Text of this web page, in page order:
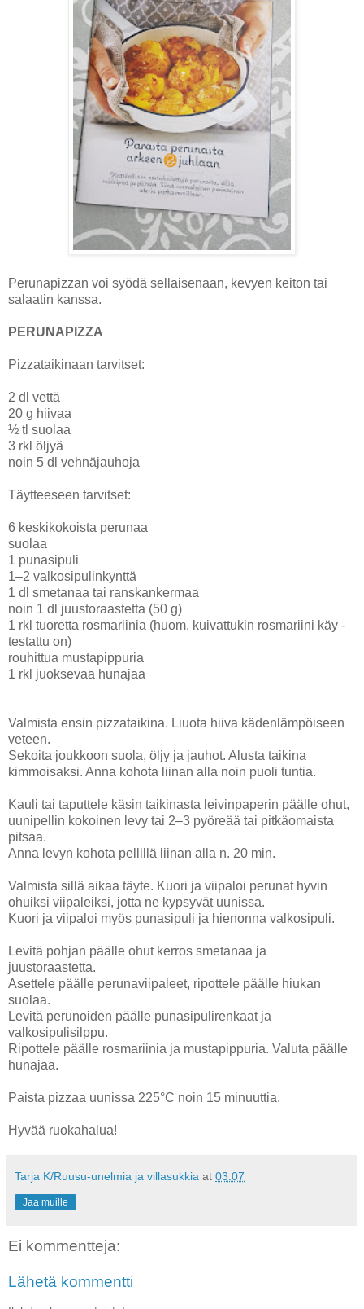
Perunapizzan voi syödä sellaisenaan, kevyen keiton tai
salaatin kanssa.
PERUNAPIZZA
Pizzataikinaan tarvitset:
2 dl vettä
20 g hiivaa
½ tl suolaa
3 rkl öljyä
noin 5 dl vehnäjauhoja
Täytteeseen tarvitset:
6 keskikokoista perunaa
suolaa
1 punasipuli
1–2 valkosipulinkynttä
1 dl smetanaa tai ranskankermaa
noin 1 dl juustoraastetta (50 g)
1 rkl tuoretta rosmariinia (huom. kuivattukin rosmariini käy -
testattu on)
rouhittua mustapippuria
1 rkl juoksevaa hunajaa
Valmista ensin pizzataikina. Liuota hiiva kädenlämpöiseen
veteen.
Sekoita joukkoon suola, öljy ja jauhot. Alusta taikina
kimmoisaksi. Anna kohota liinan alla noin puoli tuntia.
Kauli tai taputtele käsin taikinasta leivinpaperin päälle ohut,
uunipellin kokoinen levy tai 2–3 pyöreää tai pitkäomaista
pitsaa.
Anna levyn kohota pellillä liinan alla n. 20 min.
Valmista sillä aikaa täyte. Kuori ja viipaloi perunat hyvin
ohuiksi viipaleiksi, jotta ne kypsyvät uunissa.
Kuori ja viipaloi myös punasipuli ja hienonna valkosipuli.
Levitä pohjan päälle ohut kerros smetanaa ja
juustoraastetta.
Asettele päälle perunaviipaleet, ripottele päälle hiukan
suolaa.
Levitä perunoiden päälle punasipulirenkaat ja
valkosipulisilppu.
Ripottele päälle rosmariinia ja mustapippuria. Valuta päälle
hunajaa.
Paista pizzaa uunissa 225°C noin 15 minuuttia.
Hyvää ruokahalua!
Tarja K/Ruusu-unelmia ja villasukkia at 03:07
Jaa muille
Ei kommentteja:
Lähetä kommentti